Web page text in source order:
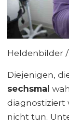
Heldenbilder
Diejenigen,
sechsmal
diagnostiziert
nicht tun.